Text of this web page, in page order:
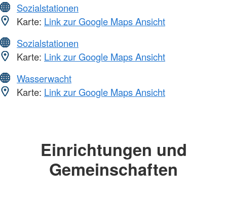
Sozialstationen
Karte: Link zur Google Maps Ansicht
Sozialstationen
Karte: Link zur Google Maps Ansicht
Wasserwacht
Karte: Link zur Google Maps Ansicht
Einrichtungen und
Gemeinschaften